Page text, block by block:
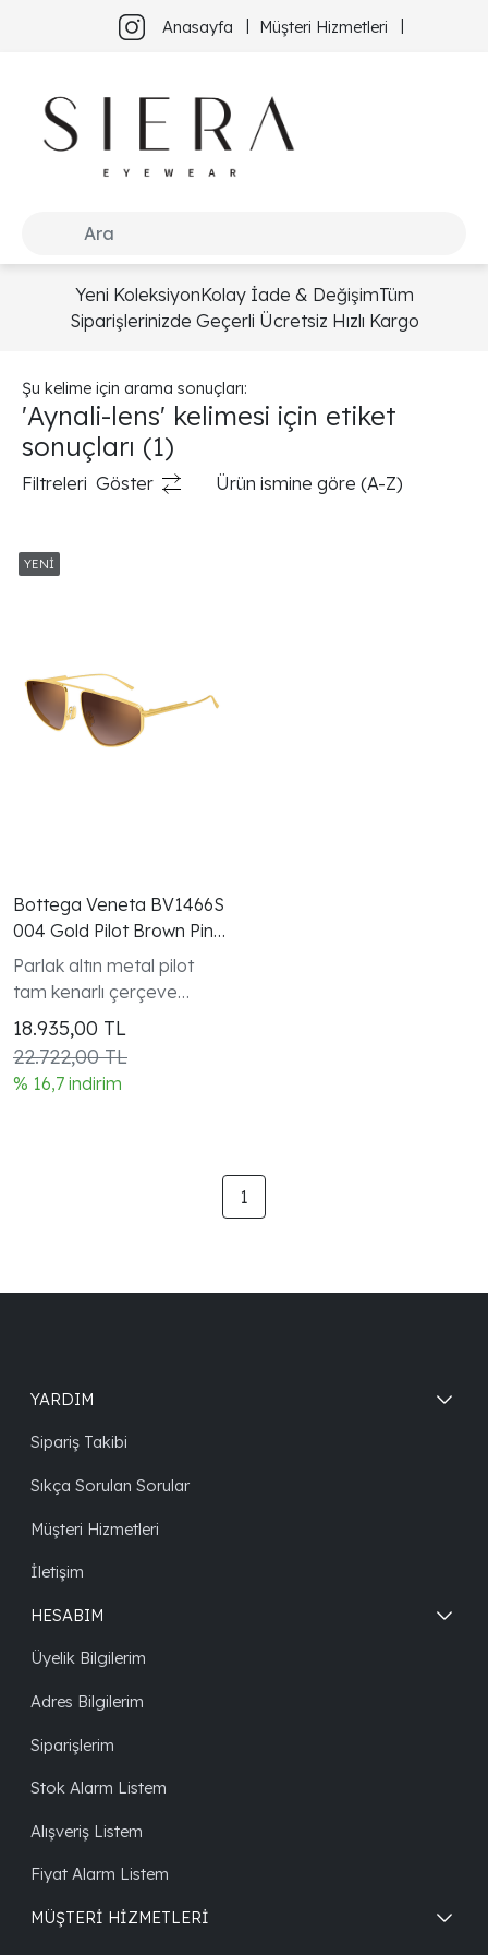
Anasayfa Müşteri Hizmetleri
Yeni KoleksiyonKolay İade & DeğişimTüm
Siparişlerinizde Geçerli Ücretsiz Hızlı Kargo
Şu kelime için arama sonuçları:
'Aynali-lens' kelimesi için etiket
sonuçları (1)
Filtreleri Göster Ürün ismine göre (A-Z)
Bottega Veneta BV1466S
004 Gold Pilot Brown Pink
Mirror Gunes Gozlugu
Parlak altın metal pilot
tam kenarlı çerçeve
Ribbon koleksiyonu kadın
modeli
18.935,00 TL
22.722,00 TL
% 16,7 indirim
1
YARDIM
Sipariş Takibi
Sıkça Sorulan Sorular
Müşteri Hizmetleri
İletişim
HESABIM
Üyelik Bilgilerim
Adres Bilgilerim
Siparişlerim
Stok Alarm Listem
Alışveriş Listem
Fiyat Alarm Listem
MÜŞTERİ HİZMETLERİ